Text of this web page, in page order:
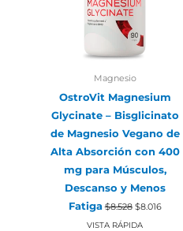
Magnesio
OstroVit Magnesium
Glycinate – Bisglicinato
de Magnesio Vegano de
Alta Absorción con 400
mg para Músculos,
Descanso y Menos
Fatiga $8.528 El
precio
original
$8.016El
precio
VISTA RÁPIDA